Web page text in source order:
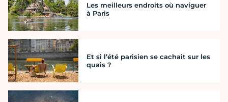
Les meilleurs endroits où naviguer
à Paris
Et si l’été parisien se cachait sur les
quais ?